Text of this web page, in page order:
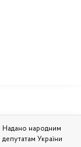
Надано народним
депутатам України